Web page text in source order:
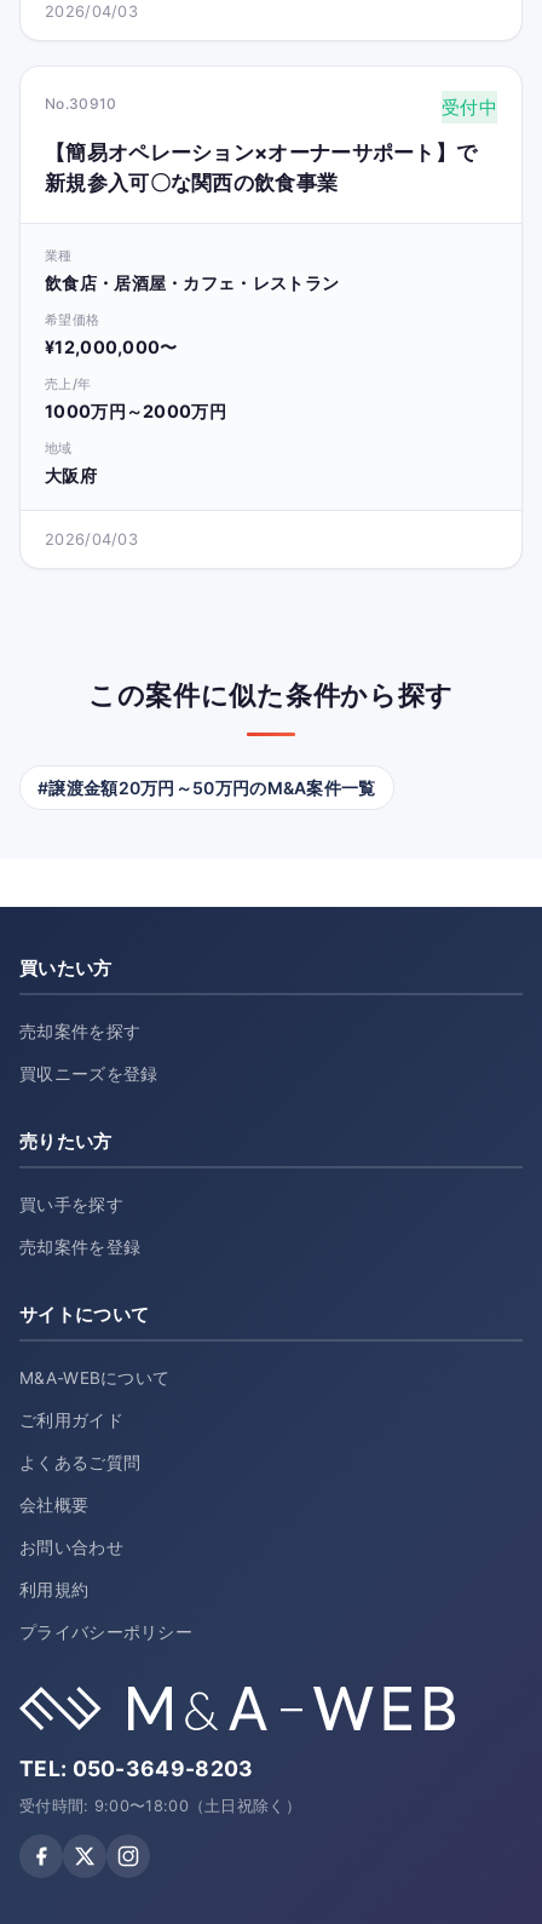
2026/04/03
No.30910 受付中
【簡易オペレーション×オーナーサポート】で
新規参入可〇な関西の飲食事業
業種
飲食店・居酒屋・カフェ・レストラン
希望価格
¥12,000,000〜
売上/年
1000万円～2000万円
地域
大阪府
2026/04/03
この案件に似た条件から探す
#譲渡金額20万円～50万円のM&A案件一覧
買いたい方
売却案件を探す
買収ニーズを登録
売りたい方
買い手を探す
売却案件を登録
サイトについて
M&A-WEBについて
ご利用ガイド
よくあるご質問
会社概要
お問い合わせ
利用規約
プライバシーポリシー
TEL: 050-3649-8203
受付時間: 9:00〜18:00（土日祝除く）